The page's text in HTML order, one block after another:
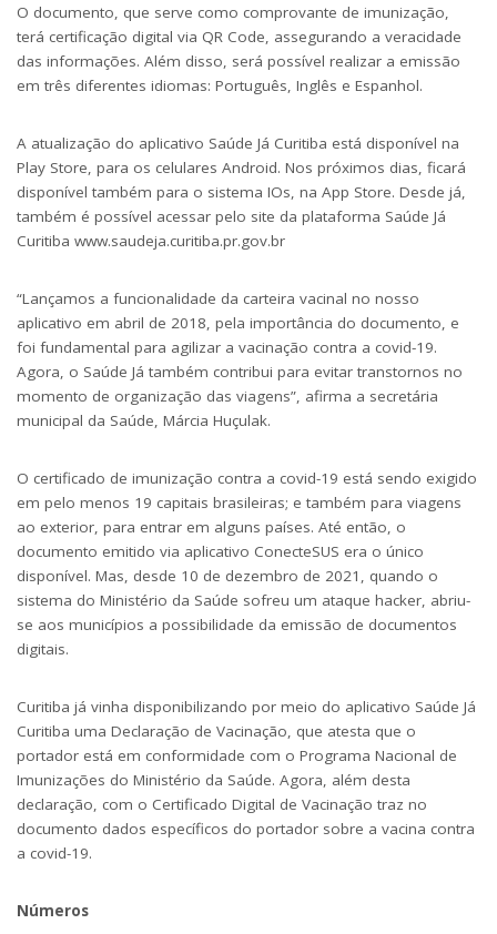
O documento, que serve como comprovante de imunização,
terá certificação digital via QR Code, assegurando a veracidade
das informações. Além disso, será possível realizar a emissão
em três diferentes idiomas: Português, Inglês e Espanhol.
A atualização do aplicativo Saúde Já Curitiba está disponível na
Play Store, para os celulares Android. Nos próximos dias, ficará
disponível também para o sistema IOs, na App Store. Desde já,
também é possível acessar pelo site da plataforma Saúde Já
Curitiba www.saudeja.curitiba.pr.gov.br
“Lançamos a funcionalidade da carteira vacinal no nosso
aplicativo em abril de 2018, pela importância do documento, e
foi fundamental para agilizar a vacinação contra a covid-19.
Agora, o Saúde Já também contribui para evitar transtornos no
momento de organização das viagens”, afirma a secretária
municipal da Saúde, Márcia Huçulak.
O certificado de imunização contra a covid-19 está sendo exigido
em pelo menos 19 capitais brasileiras; e também para viagens
ao exterior, para entrar em alguns países. Até então, o
documento emitido via aplicativo ConecteSUS era o único
disponível. Mas, desde 10 de dezembro de 2021, quando o
sistema do Ministério da Saúde sofreu um ataque hacker, abriu-
se aos municípios a possibilidade da emissão de documentos
digitais.
Curitiba já vinha disponibilizando por meio do aplicativo Saúde Já
Curitiba uma Declaração de Vacinação, que atesta que o
portador está em conformidade com o Programa Nacional de
Imunizações do Ministério da Saúde. Agora, além desta
declaração, com o Certificado Digital de Vacinação traz no
documento dados específicos do portador sobre a vacina contra
a covid-19.
Números